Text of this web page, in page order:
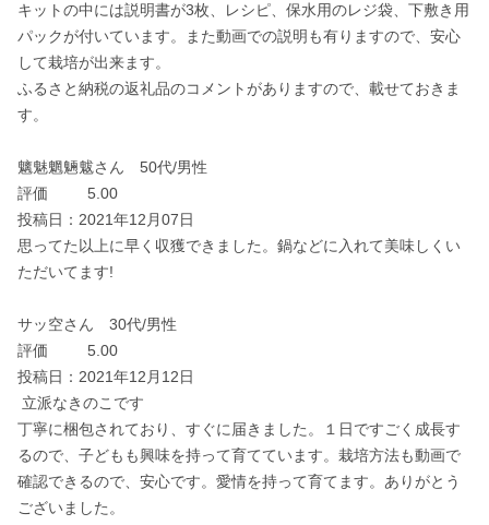
キットの中には説明書が3枚、レシピ、保水用のレジ袋、下敷き用
パックが付いています。また動画での説明も有りますので、安心
して栽培が出来ます。
ふるさと納税の返礼品のコメントがありますので、載せておきま
す。
魑魅魍魎魃さん　50代/男性
評価		5.00
投稿日：2021年12月07日
思ってた以上に早く収獲できました。鍋などに入れて美味しくい
ただいてます!
サッ空さん　30代/男性
評価		5.00
投稿日：2021年12月12日
丁寧に梱包されており、すぐに届きました。１日ですごく成長す
るので、子どもも興味を持って育てています。栽培方法も動画で
確認できるので、安心です。愛情を持って育てます。ありがとう
ございました。